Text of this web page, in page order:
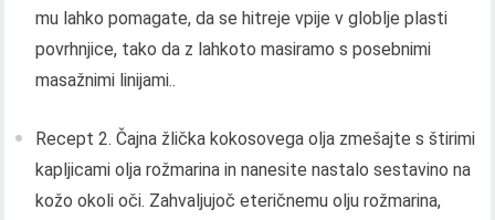
mu lahko pomagate, da se hitreje vpije v globlje plasti
povrhnjice, tako da z lahkoto masiramo s posebnimi
masažnimi linijami..
Recept 2. Čajna žlička kokosovega olja zmešajte s štirimi
kapljicami olja rožmarina in nanesite nastalo sestavino na
kožo okoli oči. Zahvaljujoč eteričnemu olju rožmarina,